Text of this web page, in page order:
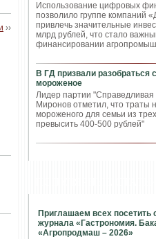
Использование цифровых
позволило группе компаний
привлечь значительные
млрд рублей, что стало
финансировании
В ГД призвали разобраться
мороженое
Лидер партии "Справедливая
Миронов отметил, что траты
мороженого для семьи из
превысить 400-500 рублей"
Приглашаем всех посетить
журнала «Гастрономия.
«Агропродмаш – 2026»
››